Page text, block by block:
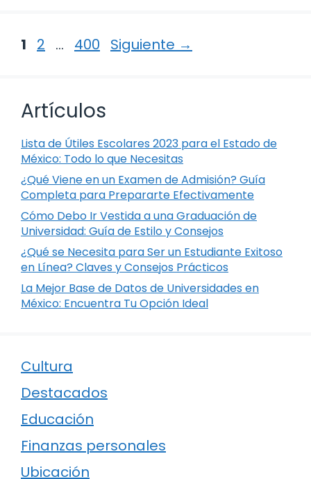
Página
1 Página
2 … Página
400 Siguiente →
Artículos
Lista de Útiles Escolares 2023 para el Estado de
México: Todo lo que Necesitas
¿Qué Viene en un Examen de Admisión? Guía
Completa para Prepararte Efectivamente
Cómo Debo Ir Vestida a una Graduación de
Universidad: Guía de Estilo y Consejos
¿Qué se Necesita para Ser un Estudiante Exitoso
en Línea? Claves y Consejos Prácticos
La Mejor Base de Datos de Universidades en
México: Encuentra Tu Opción Ideal
Cultura
Destacados
Educación
Finanzas personales
Ubicación